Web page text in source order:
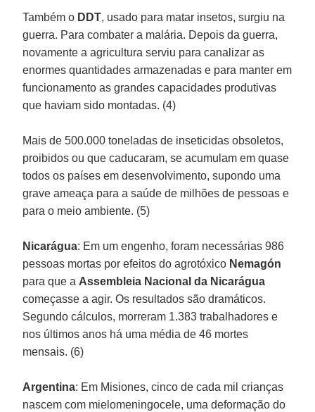
Também o DDT, usado para matar insetos, surgiu na
guerra. Para combater a malária. Depois da guerra,
novamente a agricultura serviu para canalizar as
enormes quantidades armazenadas e para manter em
funcionamento as grandes capacidades produtivas
que haviam sido montadas. (4)
Mais de 500.000 toneladas de inseticidas obsoletos,
proibidos ou que caducaram, se acumulam em quase
todos os países em desenvolvimento, supondo uma
grave ameaça para a saúde de milhões de pessoas e
para o meio ambiente. (5)
Nicarágua: Em um engenho, foram necessárias 986
pessoas mortas por efeitos do agrotóxico Nemagón
para que a Assembleia Nacional da Nicarágua
começasse a agir. Os resultados são dramáticos.
Segundo cálculos, morreram 1.383 trabalhadores e
nos últimos anos há uma média de 46 mortes
mensais. (6)
Argentina: Em Misiones, cinco de cada mil crianças
nascem com mielomeningocele, uma deformação do